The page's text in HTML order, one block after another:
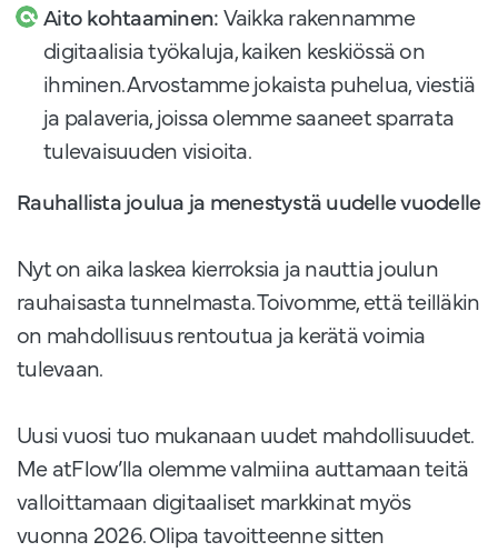
Aito kohtaaminen:Vaikka rakennamme
digitaalisia työkaluja, kaiken keskiössä on
ihminen. Arvostamme jokaista puhelua, viestiä
ja palaveria, joissa olemme saaneet sparrata
tulevaisuuden visioita.
Rauhallista joulua ja menestystä uudelle vuodelle
Nyt on aika laskea kierroksia ja nauttia joulun
rauhaisasta tunnelmasta. Toivomme, että teilläkin
on mahdollisuus rentoutua ja kerätä voimia
tulevaan.
Uusi vuosi tuo mukanaan uudet mahdollisuudet.
Me atFlow’lla olemme valmiina auttamaan teitä
valloittamaan digitaaliset markkinat myös
vuonna 2026. Olipa tavoitteenne sitten